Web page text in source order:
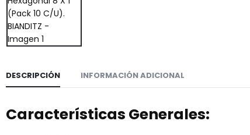
DESCRIPCIÓN INFORMACIÓN ADICIONAL
Características Generales: